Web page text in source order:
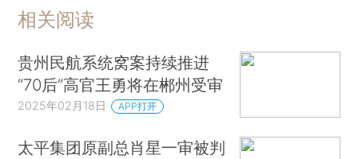
相关阅读
贵州民航系统窝案持续推进
“70后”高官王勇将在郴州受审
2025年02月18日 APP打开
太平集团原副总肖星一审被判